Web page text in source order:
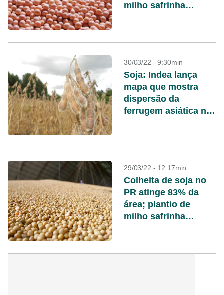
milho safrinha
30/03/22 - 9:30min
Soja: Indea lança
mapa que mostra
dispersão da
ferrugem asiática no
29/03/22 - 12:17min
Colheita de soja no
PR atinge 83% da
área; plantio de
milho safrinha